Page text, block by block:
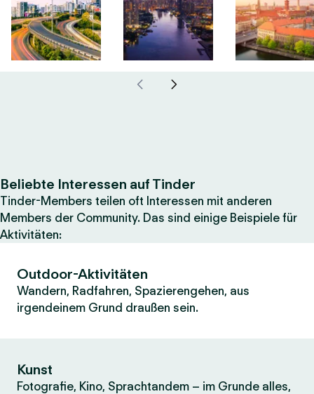
Beliebte Interessen auf Tinder
Tinder-Members teilen oft Interessen mit anderen
Members der Community. Das sind einige Beispiele für
Aktivitäten:
Outdoor-Aktivitäten
Wandern, Radfahren, Spazierengehen, aus
irgendeinem Grund draußen sein.
Kunst
Fotografie, Kino, Sprachtandem – im Grunde alles,